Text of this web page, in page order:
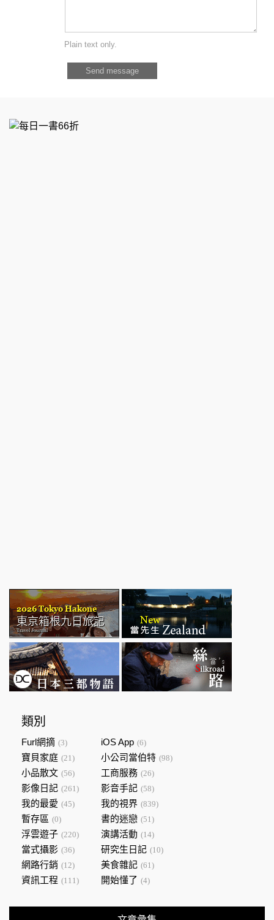
Plain text only.
類別
Furl網摘 (3) iOS App (6)
寶貝家庭 (21) 小公司當伯特 (98)
小品散文 (56) 工商服務 (26)
影像日記 (261) 影音手記 (58)
我的最愛 (45) 我的視界 (839)
暫存區 (0) 書的迷戀 (51)
浮雲遊子 (220) 演講活動 (14)
當式攝影 (36) 研究生日記 (10)
網路行銷 (12) 美食雜記 (61)
資訊工程 (111) 開始懂了 (4)